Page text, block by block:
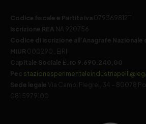
Codice fiscale e Partita Iva 07936981211
Iscrizione REA NA 920756
Codice di iscrizione all’Anagrafe Nazionale
MIUR 000290_EIRI
Capitale Sociale Euro 9.690.240,00
Pec
Sede legale
Via Campi Flegrei, 34 – 80078
081 5979100